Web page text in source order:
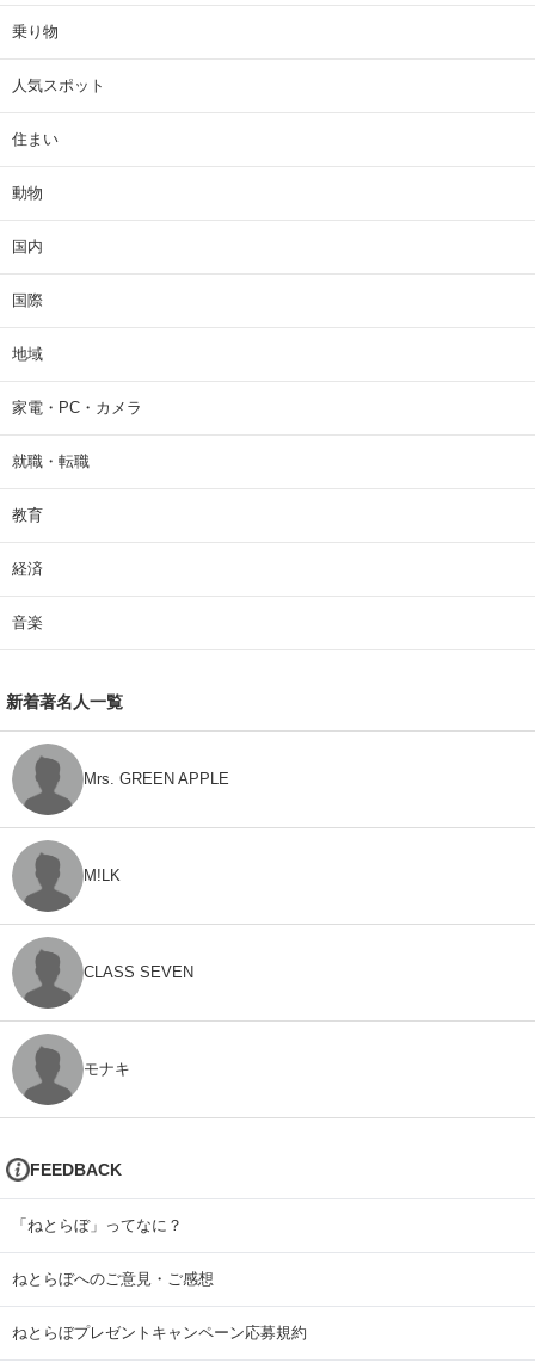
乗り物
人気スポット
住まい
動物
国内
国際
地域
家電・PC・カメラ
就職・転職
教育
経済
音楽
新着著名人一覧
Mrs. GREEN APPLE
M!LK
CLASS SEVEN
モナキ
FEEDBACK
「ねとらぼ」ってなに？
ねとらぼへのご意見・ご感想
ねとらぼプレゼントキャンペーン応募規約